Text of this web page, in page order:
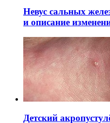
Невус сальных
и описание
Детский